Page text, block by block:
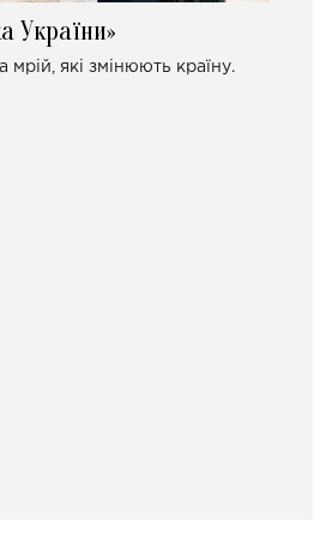
України»
мрій, які змінюють країну.